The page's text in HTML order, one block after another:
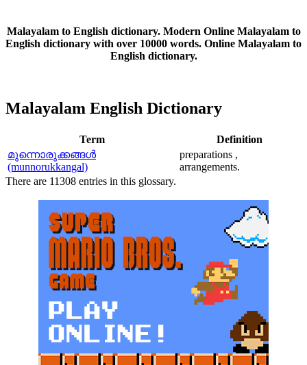
Malayalam to English dictionary. Modern Online Malayalam to
English dictionary with over 10000 words. Online Malayalam to
English dictionary.
Malayalam English Dictionary
Term
Definition
മുന്നൊരുക്കങ്ങള്‍
(munnorukkangal)
preparations ,
arrangements.
There are 11308 entries in this glossary.